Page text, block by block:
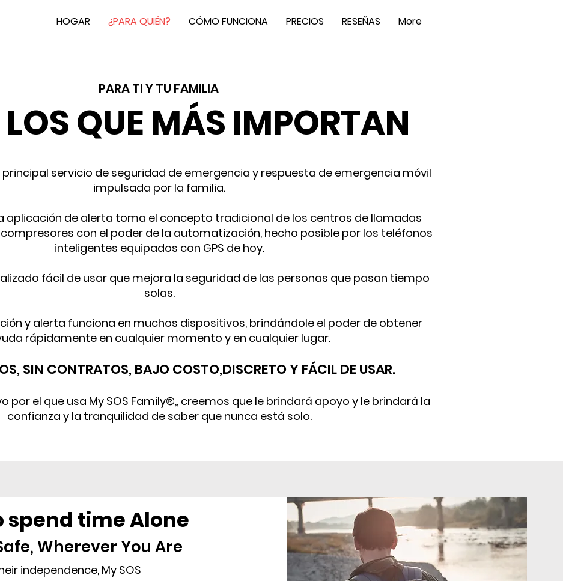
HOGAR ¿PARA QUIÉN? CÓMO FUNCIONA PRECIOS RESEÑAS More
PARA TI Y TU FAMILIA
QUE MÁS IMPORTAN
principal servicio de seguridad de emergencia y respuesta de emergencia móvil
impulsada por la familia.
aplicación de alerta toma el concepto tradicional de los centros de llamadas
con el poder de la automatización, hecho posible por los teléfonos
inteligentes equipados con GPS de hoy.
fácil de usar que mejora la seguridad de las personas que pasan tiempo
solas.
y alerta funciona en muchos dispositivos, brindándole el poder de obtener
rápidamente en cualquier momento y en cualquier lugar.
SIN CONTRATOS, BAJO COSTO,DISCRETO Y FÁCIL DE USAR.
por el que usa My SOS Family®,, creemos que le brindará apoyo y le brindará la
confianza y la tranquilidad de saber que nunca está solo.
spend time Alone
Wherever You Are
independence, My SOS